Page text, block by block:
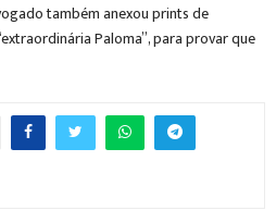
também anexou prints de
Paloma”, para provar que